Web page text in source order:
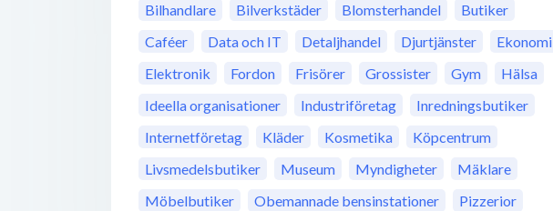
Bilhandlare
Bilverkstäder Blomsterhandel
Butiker
Caféer
Data och IT Detaljhandel Djurtjänster
Ekonomi
Elektronik
Fordon Frisörer Grossister Gym
Hälsa
Ideella organisationer
Industriföretag
Inredningsbutiker
Internetföretag
Kläder Kosmetika
Köpcentrum
Livsmedelsbutiker
Museum Myndigheter
Mäklare
Möbelbutiker
Obemannade bensinstationer
Pizzerior